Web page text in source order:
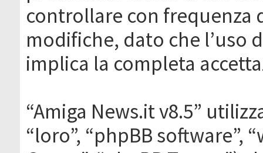
controllare con frequenza
modifiche, dato che l’uso
implica la completa
“Amiga News.it v8.5”
“loro”, “phpBB software”,